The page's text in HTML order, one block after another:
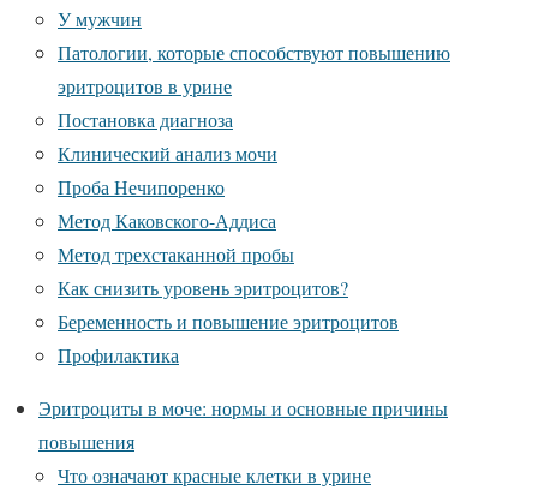
У мужчин
Патологии, которые способствуют повышению
эритроцитов в урине
Постановка диагноза
Клинический анализ мочи
Проба Нечипоренко
Метод Каковского-Аддиса
Метод трехстаканной пробы
Как снизить уровень эритроцитов?
Беременность и повышение эритроцитов
Профилактика
Эритроциты в моче: нормы и основные причины
повышения
Что означают красные клетки в урине